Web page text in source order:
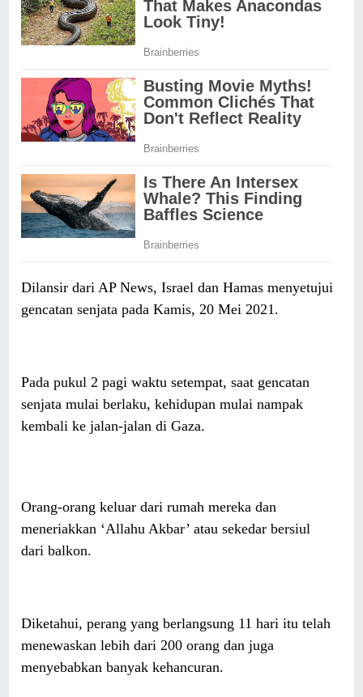
Dilansir dari AP News, Israel dan Hamas menyetujui
gencatan senjata pada Kamis, 20 Mei 2021.
Pada pukul 2 pagi waktu setempat, saat gencatan
senjata mulai berlaku, kehidupan mulai nampak
kembali ke jalan-jalan di Gaza.
Orang-orang keluar dari rumah mereka dan
meneriakkan ‘Allahu Akbar’ atau sekedar bersiul
dari balkon.
Diketahui, perang yang berlangsung 11 hari itu telah
menewaskan lebih dari 200 orang dan juga
menyebabkan banyak kehancuran.